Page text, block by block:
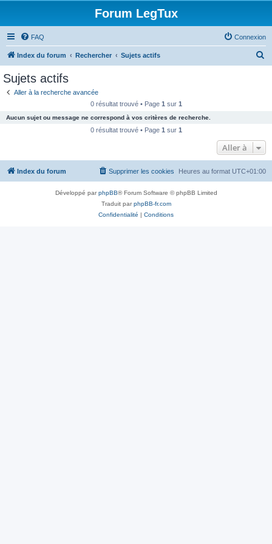
Forum LegTux
FAQ Connexion
Index du forum Rechercher Sujets actifs
c
e
Sujets actifs
Aller à la recherche avancée
0 résultat trouvé • Page 1 sur 1
Aucun sujet ou message ne correspond à vos critères de recherche.
0 résultat trouvé • Page 1 sur 1
Aller à
Index du forum Heures au format UTC+01:00
Supprimer les cookies
Développé parphpBB® Forum Software © phpBB Limited
Traduit parphpBB-fr.com
Confidentialité | Conditions